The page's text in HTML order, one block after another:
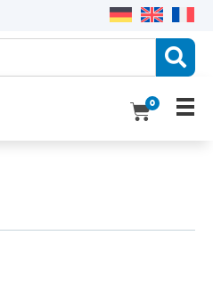
0